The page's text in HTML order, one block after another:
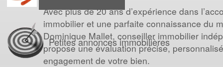
Petites annonces immobilières
Avec plus de 20 ans d’expérience dans
immobilier et une parfaite connaissance du
Dominique Mallet, conseiller immobilier
propose une évaluation précise,
engagement de votre bien.